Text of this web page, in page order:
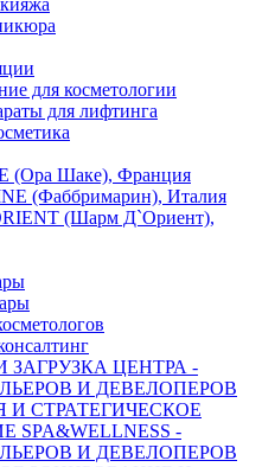
для косметологии
для лифтинга
(Ора Шаке), Франция
(Фаббримарин), Италия
(Шарм Д`Ориент),
ЦЕНТРА -
И ДЕВЕЛОПЕРОВ
СТРАТЕГИЧЕСКОЕ
-
И ДЕВЕЛОПЕРОВ